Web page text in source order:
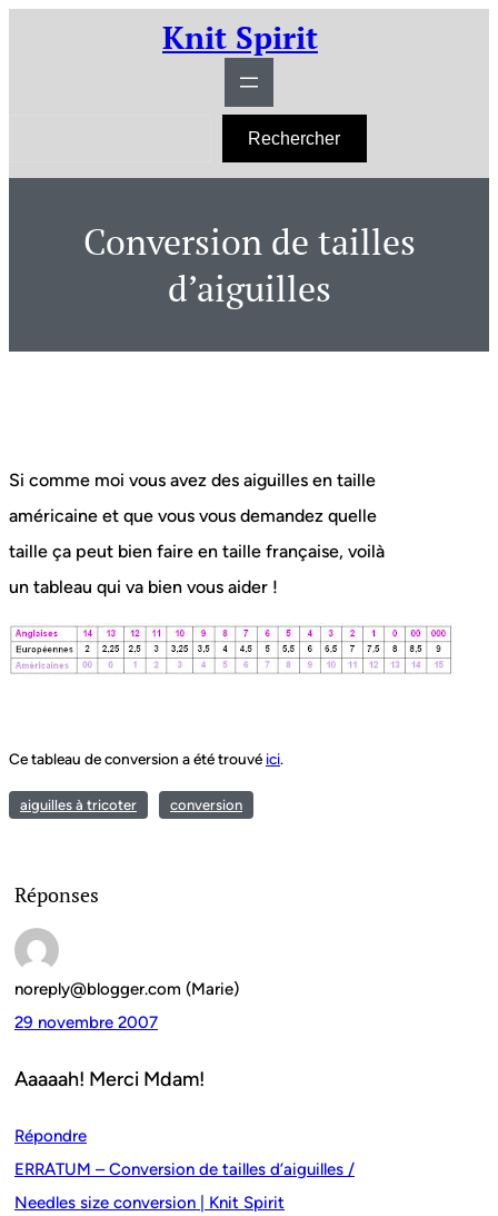
Knit Spirit
h
Rechercher
Conversion de tailles
d’aiguilles
Si comme moi vous avez des aiguilles en taille
américaine et que vous vous demandez quelle
taille ça peut bien faire en taille française, voilà
un tableau qui va bien vous aider !
Ce tableau de conversion a été trouvé ici.
aiguilles à tricoter conversion
Réponses
noreply@blogger.com (Marie)
29 novembre 2007
Aaaaah! Merci Mdam!
Répondre
ERRATUM – Conversion de tailles d’aiguilles /
Needles size conversion | Knit Spirit